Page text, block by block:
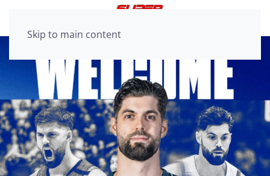
Skip to main content